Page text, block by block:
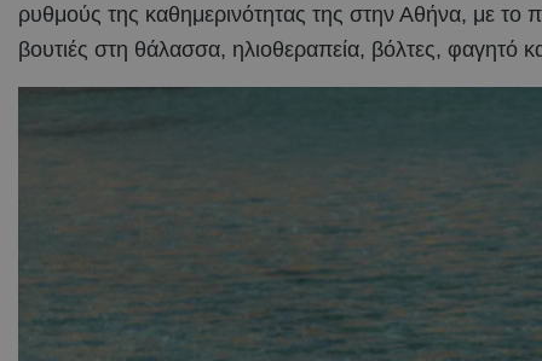
ρυθμούς της καθημερινότητας της στην Αθήνα, με το
βουτιές στη θάλασσα, ηλιοθεραπεία, βόλτες, φαγητό